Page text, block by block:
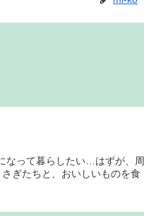
なって暮らしたい…はずが、周
ぎたちと、おいしいものを食